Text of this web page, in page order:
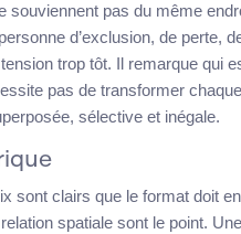
souviennent pas du même
d’exclusion, de perte,
trop tôt. Il remarque qui
pas de transformer
sélective et inégale.
sont clairs que le format doit
spatiale sont le point.